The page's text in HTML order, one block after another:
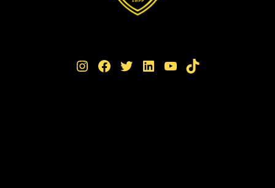
Instagram Facebook Twitter LinkedIn YouTube TikTok